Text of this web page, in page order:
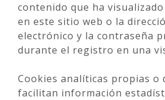
contenido que ha
en este sitio web o la
electrónico y la contraseña
durante el registro en una
Cookies analíticas propias o
facilitan información